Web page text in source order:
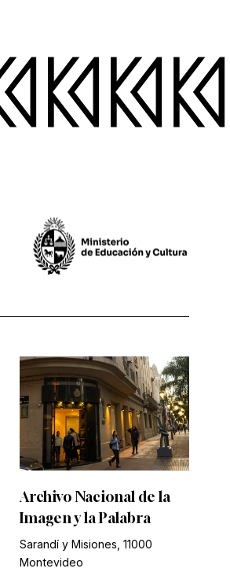
Archivo Nacional de la
Imagen y la Palabra
Sarandí y Misiones, 11000
Montevideo